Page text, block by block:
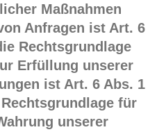
Maßnahmen
Anfragen ist Art. 6
Rechtsgrundlage
Erfüllung unserer
ist Art. 6 Abs. 1
für
unserer